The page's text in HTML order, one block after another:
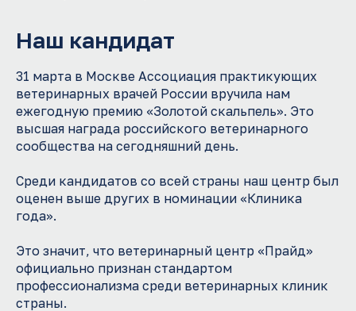
Наш кандидат
31 марта в Москве Ассоциация практикующих
ветеринарных врачей России вручила нам
ежегодную премию «Золотой скальпель». Это
высшая награда российского ветеринарного
сообщества на сегодняшний день.
Среди кандидатов со всей страны наш центр был
оценен выше других в номинации «Клиника
года».
Это значит, что ветеринарный центр «Прайд»
официально признан стандартом
профессионализма среди ветеринарных клиник
страны.